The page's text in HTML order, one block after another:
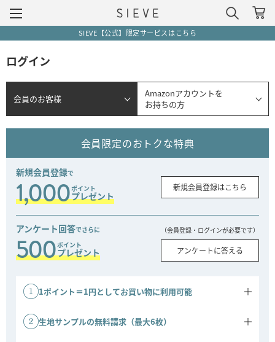
SIEVE【公式】限定サービスはこちら
ログイン
会員のお客様
Amazonアカウントを
お持ちの方
会員限定のおトクな特典
新規会員登録で
1,000ポイント
プレゼント
新規会員登録はこちら
アンケート回答でさらに
500ポイント
プレゼント
（会員登録・ログインが必要です）
アンケートに答える
1ポイント＝1円としてお買い物に利用可能
1ポイント＝1円としてご利用いただけます。
生地サンプルの無料請求（最大6枚）